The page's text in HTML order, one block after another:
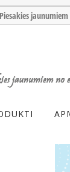
Piesakies jaunumiem